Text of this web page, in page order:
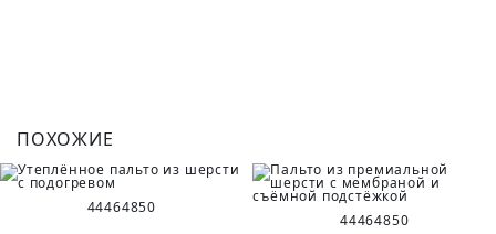
ПОХОЖИЕ
44464850
44464850